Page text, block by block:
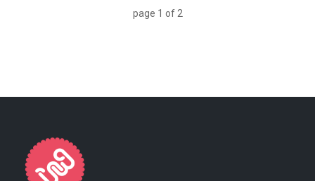
page 1 of 2